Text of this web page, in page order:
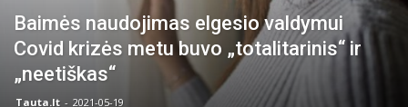
Baimės naudojimas elgesio valdymui
Covid krizės metu buvo „totalitarinis“ ir
„neetiškas“
Tauta.lt - 2021-05-19